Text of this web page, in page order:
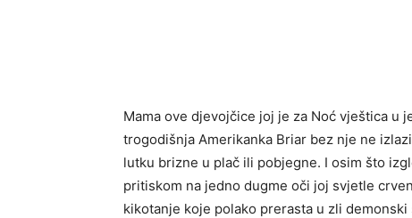
Mama ove djevojčice joj je za Noć vještica
trogodišnja Amerikanka Briar bez nje ne
lutku brizne u plač ili pobjegne. I osim što
pritiskom na jedno dugme oči joj svjetle
kikotanje koje polako prerasta u zli demonski